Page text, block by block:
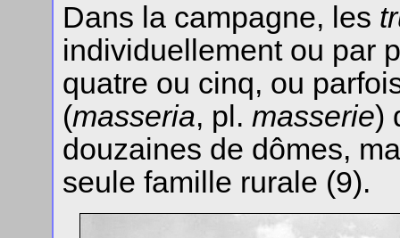
Dans la campagne, les
individuellement ou par
quatre ou cinq, ou
(masseria, pl. masserie)
douzaines de dômes,
seule famille rurale (9).